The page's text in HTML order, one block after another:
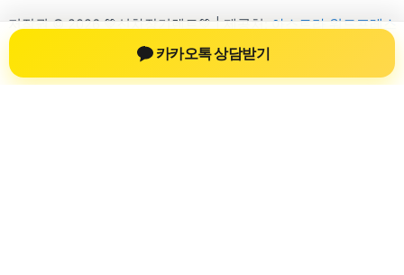
저작권 © 2026 💚신차장기렌트💚 | 제공처:
아스트라 워드프레스
테마
카카오톡 상담받기